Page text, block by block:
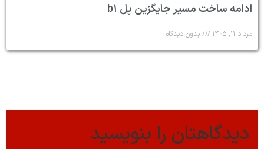
ادامه ساخت مسیر جایگزین پل b۱
مرداد ۱۱, ۱۴۰۵ بدون دیدگاه
دیدگاهتان را بنویسید